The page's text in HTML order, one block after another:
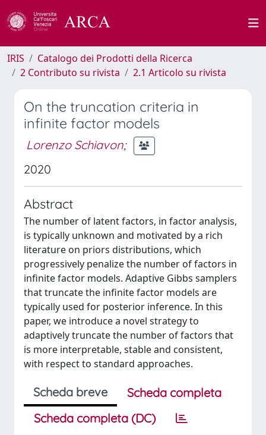
IRIS
Catalogo dei Prodotti della Ricerca
2 Contributo su rivista
2.1 Articolo su rivista
On the truncation criteria in
infinite factor models
Lorenzo Schiavon;
2020
Abstract
The number of latent factors, in factor analysis,
is typically unknown and motivated by a rich
literature on priors distributions, which
progressively penalize the number of factors in
infinite factor models. Adaptive Gibbs samplers
that truncate the infinite factor models are
typically used for posterior inference. In this
paper, we introduce a novel strategy to
adaptively truncate the number of factors that
is more interpretable, stable and consistent,
with respect to standard approaches.
Scheda breve
Scheda completa
Scheda completa (DC)